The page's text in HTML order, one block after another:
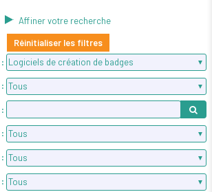
Affiner votre recherche
Réinitialiser les filtres